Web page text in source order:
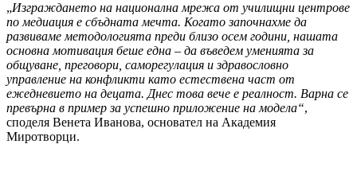
„Изграждането на национална мрежа от училищни центрове
по медиация е сбъдната мечта. Когато започнахме да
развиваме методологията преди близо осем години, нашата
основна мотивация беше една – да въведем уменията за
общуване, преговори, саморегулация и здравословно
управление на конфликти като естествена част от
ежедневието на децата. Днес това вече е реалност. Варна се
превърна в пример за успешно приложение на модела“,
споделя Венета Иванова, основател на Академия
Миротворци.